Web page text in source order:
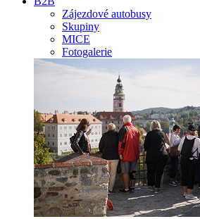
Zájezdové autobusy
Skupiny
MICE
Fotogalerie